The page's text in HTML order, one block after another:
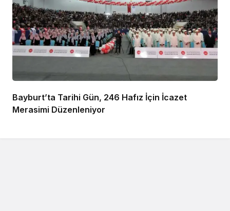
Bayburt’ta Tarihi Gün, 246 Hafız İçin İcazet
Merasimi Düzenleniyor